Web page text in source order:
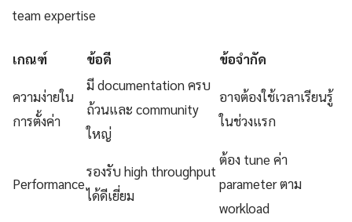
team expertise
เกณฑ์ ข้อดี ข้อจำกัด
ความง่ายใน
การตั้งค่า
มี documentation ครบ
ถ้วนและ community
ใหญ่
อาจต้องใช้เวลาเรียนรู้
ในช่วงแรก
Performance
รองรับ high throughput
ได้ดีเยี่ยม
ต้อง tune ค่า
parameter ตาม
workload